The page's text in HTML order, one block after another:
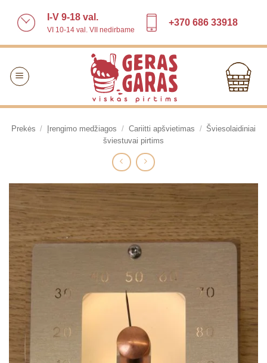
I-V 9-18 val.
VI 10-14 val. VII nedirbame
+370 686 33918
Prekės / Įrengimo medžiagos / Cariitti apšvietimas / Šviesolaidiniai
šviestuvai pirtims